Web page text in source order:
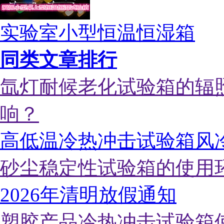
实验室小型恒温恒湿箱
同类文章排行
氙灯耐候老化试验箱的辐
响？
高低温冷热冲击试验箱风
砂尘稳定性试验箱的使用
2026年清明放假通知